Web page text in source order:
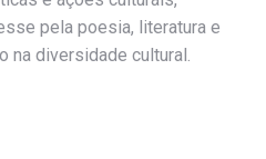
pela poesia, literatura e
na diversidade cultural.